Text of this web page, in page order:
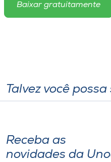
Baixar gratuitamente
Talvez você
Receba as
novidades da